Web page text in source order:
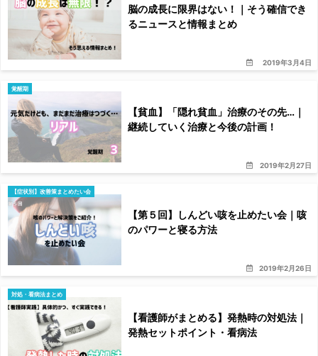
2019年3月4日
脳の成長に限界はない！｜そう確信でき
るニュースと情報まとめ
2019年2月27日
覚醒期
【貧血】「隠れ貧血」治療のその先…｜
継続していく治療と今後の計画！
2019年2月26日
【症状別】改善策まとめたい会
【第５回】しんどい咳を止めたい会｜咳
のパワーと寝る方法
対処・看病法まとめ
【看護師がまとめる】発熱時の対処法｜
発熱セットポイント・看病法